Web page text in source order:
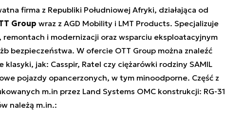
firma z Republiki Południowej Afryki, działająca od
Group wraz z AGD Mobility i LMT Products. Specjalizuje
i modernizacji oraz wsparciu eksploatacyjnym
bezpieczeństwa. W ofercie OTT Group można znaleźć
jak: Casspir, Ratel czy ciężarówki rodziny SAMIL
pojazdy opancerzonych, w tym minoodporne. Część z
m.in przez Land Systems OMC konstrukcji: RG-31
należą m.in.: